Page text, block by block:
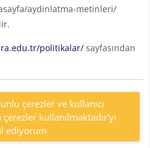
aydinlatma-metinleri/
politikalar/sayfasından
çerezler ve kullanıcı
kullanılmaktadır'yı
ediyorum